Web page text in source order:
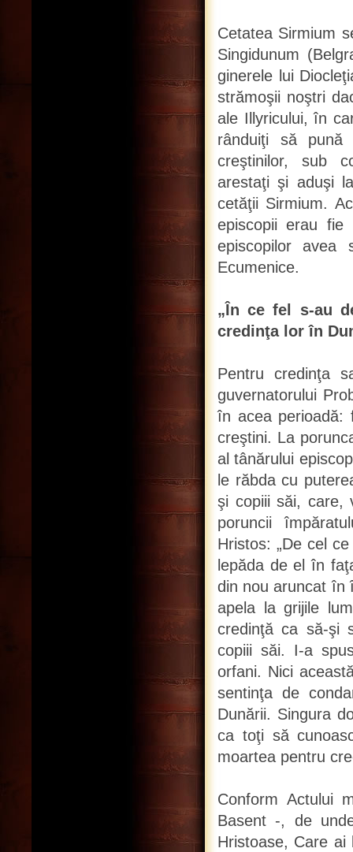
Cetatea Sirmium
Singidunum
ginerele lui
strămoşii noştri
ale Illyricului, în
rânduiţi să pună
creştinilor, sub
arestaţi şi aduşi
cetăţii Sirmium.
episcopii erau fie
episcopilor avea
Ecumenice.
„În ce fel s-au
credinţa lor în
Pentru credinţa
guvernatorului
în acea perioadă:
creştini. La
al tânărului
le răbda cu
şi copiii săi, care,
poruncii
Hristos: „De cel
lepăda de el în
din nou aruncat în
apela la grijile
credinţă ca să-şi
copiii săi. I-a
orfani. Nici
sentinţa de
Dunării. Singura
ca toţi să
moartea pentru
Conform Actului
Basent -, de
Hristoase, Care